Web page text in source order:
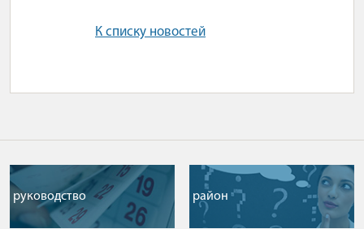
К списку новостей
руководство район